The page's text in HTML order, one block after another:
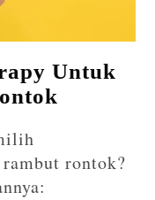
Untuk
rontok?